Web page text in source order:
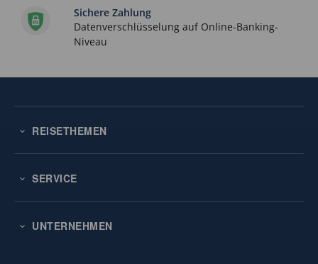
Sichere Zahlung
Datenverschlüsselung auf Online-Banking-
Niveau
REISETHEMEN
SERVICE
UNTERNEHMEN